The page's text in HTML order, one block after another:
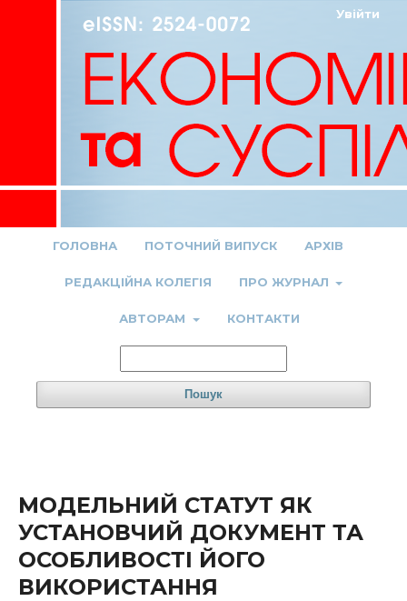
ГОЛОВНА ПОТОЧНИЙ ВИПУСК АРХІВ
РЕДАКЦІЙНА КОЛЕГІЯ ПРО ЖУРНАЛ
АВТОРАМ КОНТАКТИ
Пошук
Увійти
МОДЕЛЬНИЙ СТАТУТ ЯК
УСТАНОВЧИЙ ДОКУМЕНТ ТА
ОСОБЛИВОСТІ ЙОГО
ВИКОРИСТАННЯ